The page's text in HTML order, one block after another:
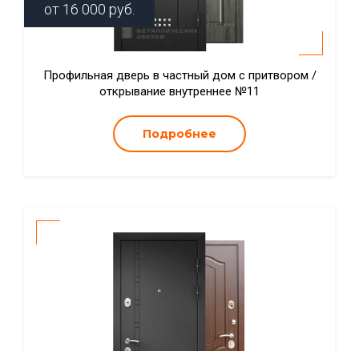
от 16 000 руб.
Профильная дверь в частный дом с притвором /
открывание внутреннее №11
Подробнее